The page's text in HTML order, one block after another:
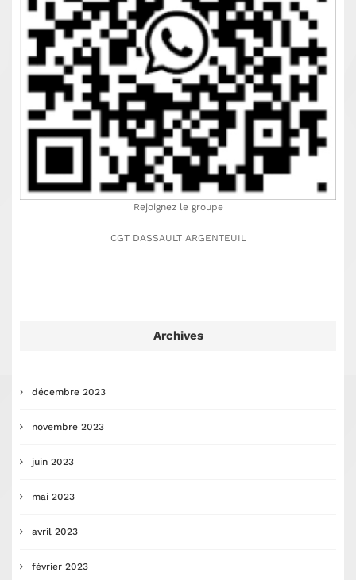
Rejoignez le groupe
CGT DASSAULT ARGENTEUIL
Archives
décembre 2023
novembre 2023
juin 2023
mai 2023
avril 2023
février 2023